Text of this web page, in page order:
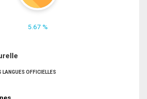
5.67 %
OFFICIELLES